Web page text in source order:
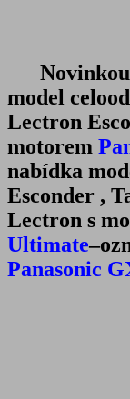
model
Lectron
motorem
nabídka
Esconder ,
Lectron s
Ultimate–
Panasonic